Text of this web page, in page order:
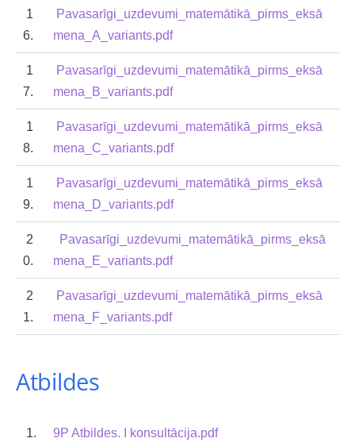
1
6.
Pavasarīgi_uzdevumi_matemātikā_pirms_eksā
mena_A_variants.pdf
1
7.
Pavasarīgi_uzdevumi_matemātikā_pirms_eksā
mena_B_variants.pdf
1
8.
Pavasarīgi_uzdevumi_matemātikā_pirms_eksā
mena_C_variants.pdf
1
9.
Pavasarīgi_uzdevumi_matemātikā_pirms_eksā
mena_D_variants.pdf
2
0.
Pavasarīgi_uzdevumi_matemātikā_pirms_eksā
mena_E_variants.pdf
2
1.
Pavasarīgi_uzdevumi_matemātikā_pirms_eksā
mena_F_variants.pdf
Atbildes
1. 9P Atbildes. I konsultācija.pdf